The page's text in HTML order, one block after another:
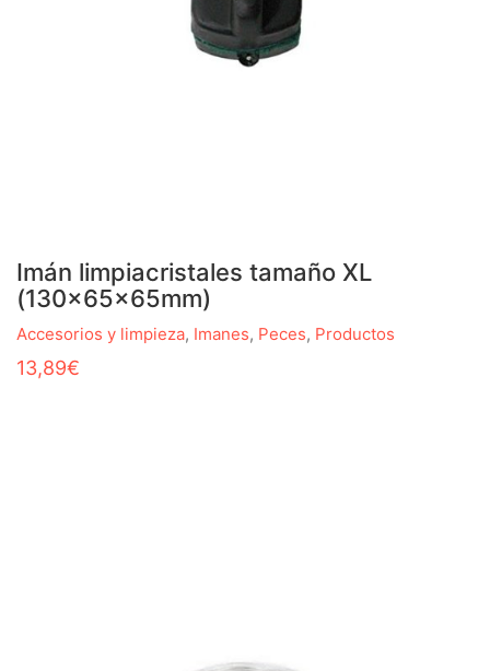
Imán limpiacristales tamaño XL
(130x65x65mm)
Accesorios y limpieza, Imanes, Peces, Productos
13,89€